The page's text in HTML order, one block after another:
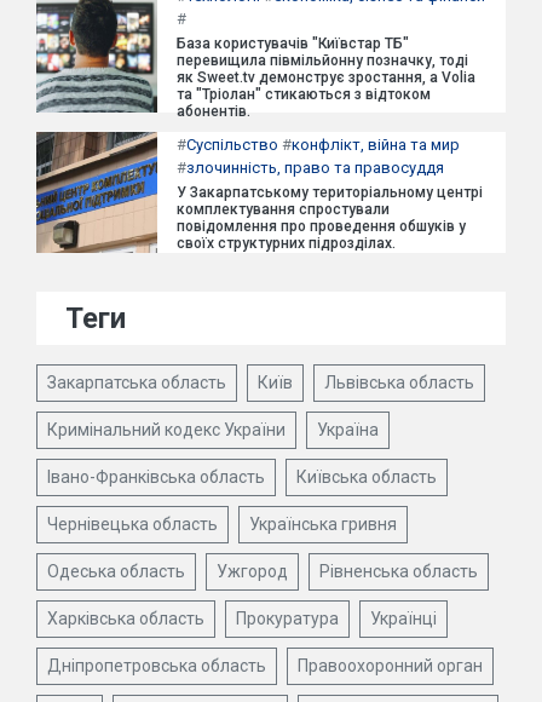
#
База користувачів "Київстар ТБ"
перевищила півмільйонну позначку, тоді
як Sweet.tv демонструє зростання, а Volia
та "Тріолан" стикаються з відтоком
абонентів.
#Суспільство #конфлікт, війна та мир
#злочинність, право та правосуддя
У Закарпатському територіальному центрі
комплектування спростували
повідомлення про проведення обшуків у
своїх структурних підрозділах.
Теги
Закарпатська область Київ Львівська область
Кримінальний кодекс України Україна
Івано-Франківська область Київська область
Чернівецька область Українська гривня
Одеська область Ужгород Рівненська область
Харківська область Прокуратура Українці
Дніпропетровська область Правоохоронний орган